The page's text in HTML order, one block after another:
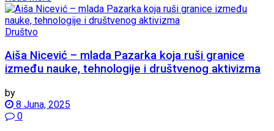
Društvo
Aiša Nicević – mlada Pazarka koja ruši granice
između nauke, tehnologije i društvenog aktivizma
by
8 Juna, 2025
0